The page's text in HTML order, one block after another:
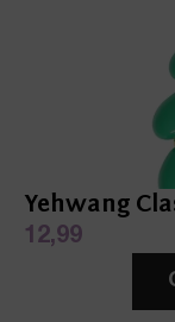
Yehwang
12,99